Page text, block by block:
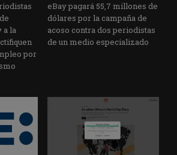
a la
por
eBay pagará 55,7 millones de
dólares por la campaña de
acoso contra dos periodistas
de un medio especializado